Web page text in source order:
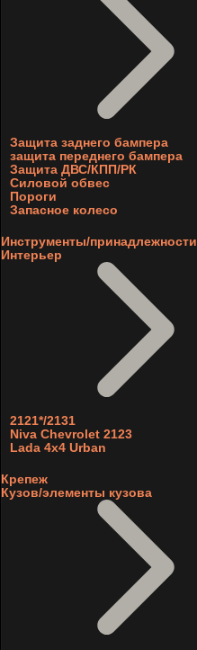
Защита заднего бампера
защита переднего бампера
Защита ДВС/КПП/РК
Силовой обвес
Пороги
Запасное колесо
Инструменты/принадлежности
Интерьер
2121*/2131
Niva Chevrolet 2123
Lada 4x4 Urban
Крепеж
Кузов/элементы кузова